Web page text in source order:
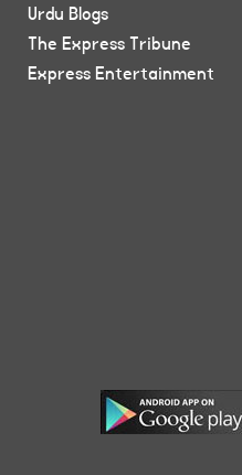
Urdu Blogs
The Express Tribune
Express Entertainment